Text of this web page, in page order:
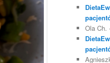
Ola Ch.